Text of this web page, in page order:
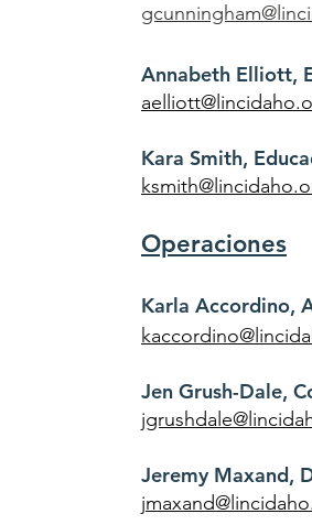
Annabeth Elliott,
Kara Smith,
Operaciones
Karla Accordino,
Jen Grush-Dale,
Jeremy Maxand,